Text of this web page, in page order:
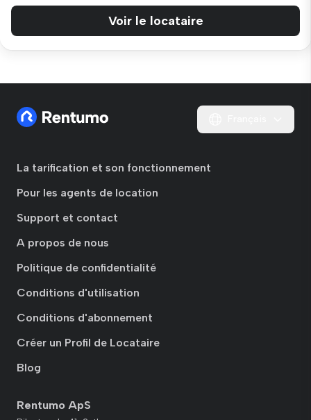
Voir le locataire
La tarification et son fonctionnement
Pour les agents de location
Support et contact
A propos de nous
Politique de confidentialité
Conditions d'utilisation
Conditions d'abonnement
Créer un Profil de Locataire
Blog
Rentumo ApS